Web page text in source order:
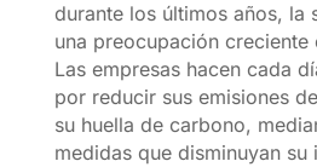
durante los últimos años, la
una preocupación
Las empresas hacen cada
por reducir sus emisiones
su huella de carbono,
medidas que disminuyan su